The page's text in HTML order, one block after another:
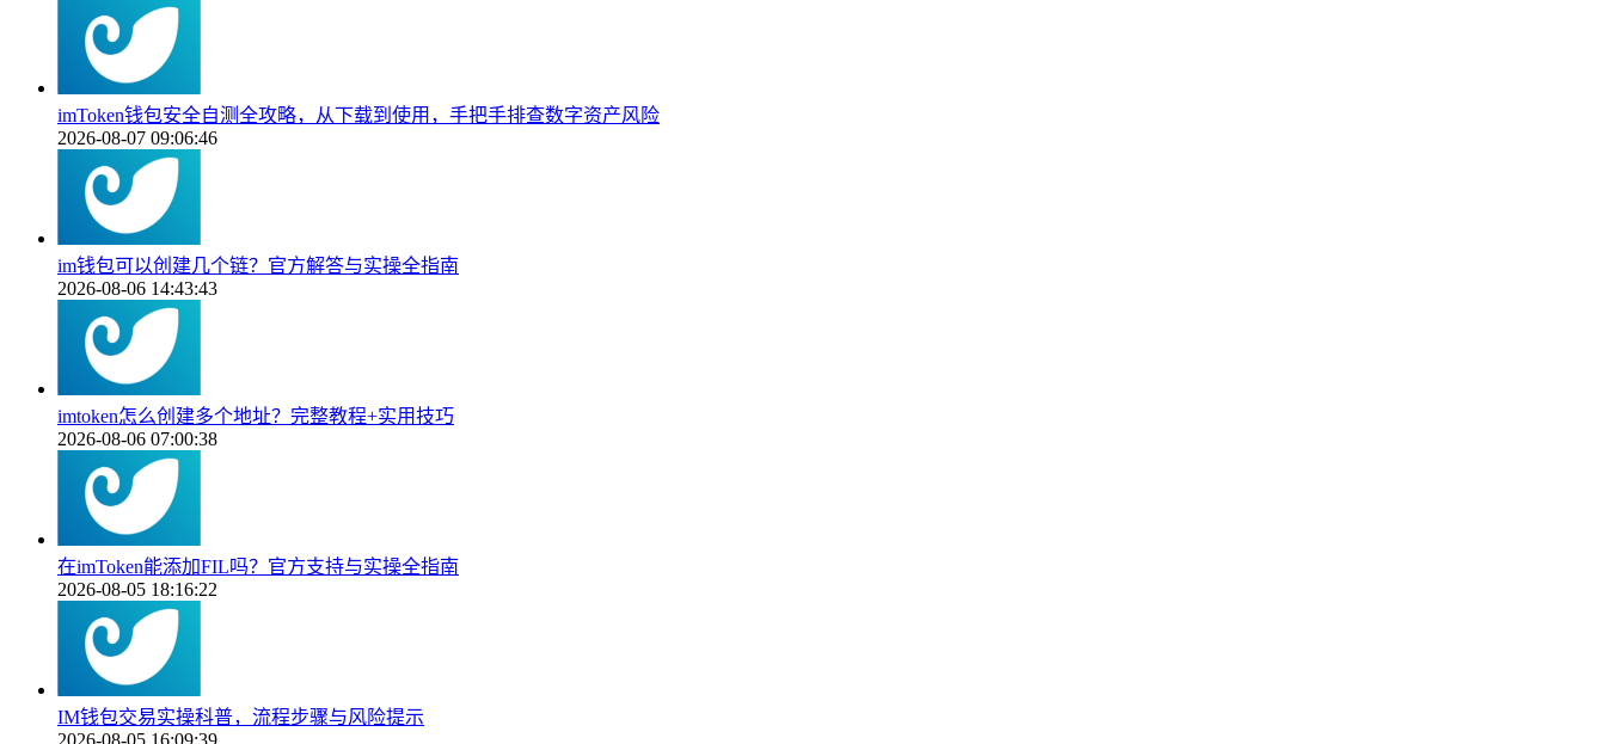
imToken钱包安全自测全攻略，从下载到使用，手把手排查数字资产风险
2026-08-07 09:06:46
im钱包可以创建几个链？官方解答与实操全指南
2026-08-06 14:43:43
imtoken怎么创建多个地址？完整教程+实用技巧
2026-08-06 07:00:38
在imToken能添加FIL吗？官方支持与实操全指南
2026-08-05 18:16:22
IM钱包交易实操科普，流程步骤与风险提示